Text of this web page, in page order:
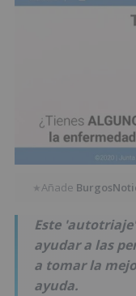
★Añade
Este
ayudar a las
a tomar la
ayuda.